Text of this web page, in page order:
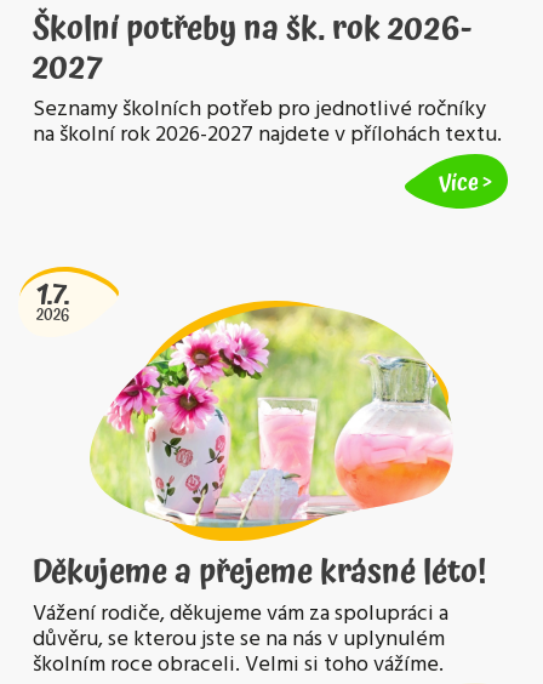
Školní potřeby na šk. rok 2026-
2027
Seznamy školních potřeb pro jednotlivé ročníky
na školní rok 2026-2027 najdete v přílohách textu.
Více
1.7.
2026
Děkujeme a přejeme krásné léto!
Vážení rodiče, děkujeme vám za spolupráci a
důvěru, se kterou jste se na nás v uplynulém
školním roce obraceli. Velmi si toho vážíme.